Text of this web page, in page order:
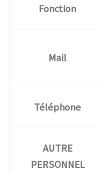
Fonction
Mail
Téléphone
AUTRE
PERSONNEL